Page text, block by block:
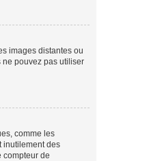
images distantes ou
ne pouvez pas utiliser
comme les
inutilement des
compteur de